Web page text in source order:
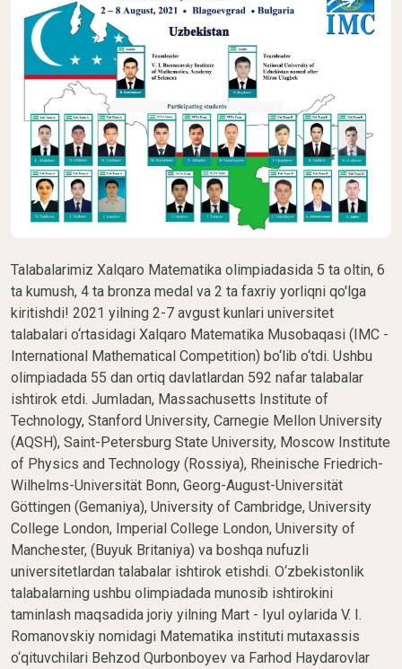
Talabalarimiz Xalqaro Matematika olimpiadasida 5 ta oltin, 6
ta kumush, 4 ta bronza medal va 2 ta faxriy yorliqni qo'lga
kiritishdi! 2021 yilning 2-7 avgust kunlari universitet
talabalari o‘rtasidagi Xalqaro Matematika Musobaqasi (IMC -
International Mathematical Competition) bo‘lib o‘tdi. Ushbu
olimpiadada 55 dan ortiq davlatlardan 592 nafar talabalar
ishtirok etdi. Jumladan, Massachusetts Institute of
Technology, Stanford University, Carnegie Mellon University
(AQSH), Saint-Petersburg State University, Moscow Institute
of Physics and Technology (Rossiya), Rheinische Friedrich-
Wilhelms-Universität Bonn, Georg-August-Universität
Göttingen (Gemaniya), University of Cambridge, University
College London, Imperial College London, University of
Manchester, (Buyuk Britaniya) va boshqa nufuzli
universitetlardan talabalar ishtirok etishdi. O‘zbekistonlik
talabalarning ushbu olimpiadada munosib ishtirokini
taminlash maqsadida joriy yilning Mart - Iyul oylarida V. I.
Romanovskiy nomidagi Matematika instituti mutaxassis
o‘qituvchilari Behzod Qurbonboyev va Farhod Haydarovlar